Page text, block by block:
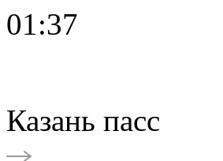
01:37
Казань пасс